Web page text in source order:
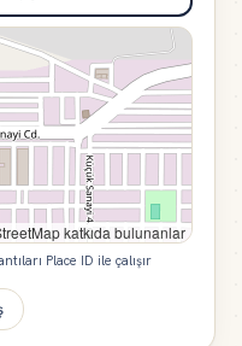
katkıda bulunanlar
Place ID ile çalışır